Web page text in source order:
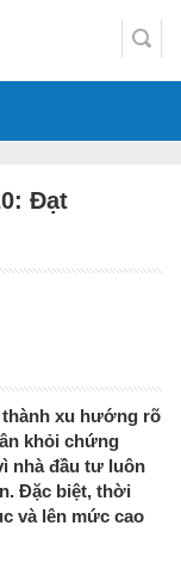
Đạt
thành xu hướng rõ
khỏi chứng
nhà đầu tư luôn
Đặc biệt, thời
và lên mức cao